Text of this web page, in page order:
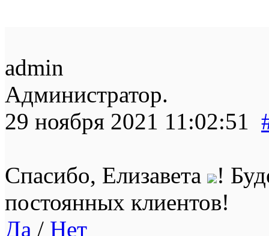
admin
Администратор.
29 ноября 2021 11:02:51
Спасибо, Елизавета
!
постоянных клиентов!
Да / Нет